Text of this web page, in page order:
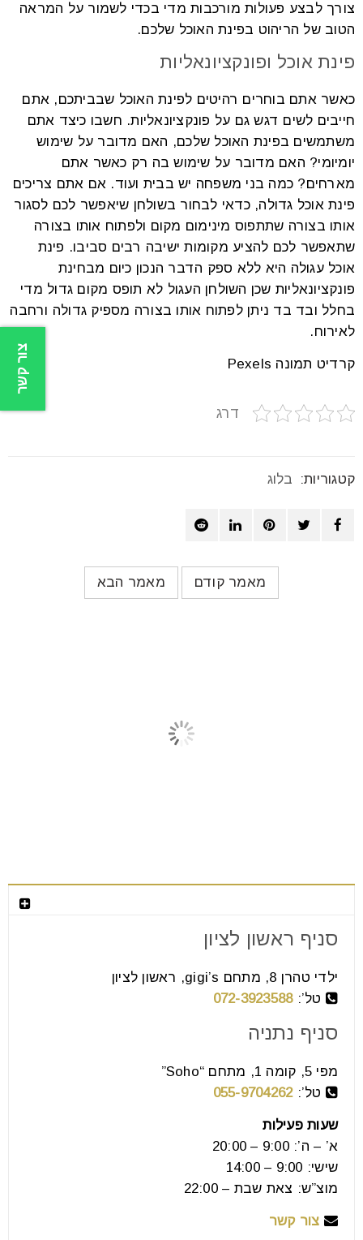
צורך לבצע פעולות מורכבות מדי בכדי לשמור על המראה
הטוב של הריהוט בפינת האוכל שלכם.
פינת אוכל ופונקציונאליות
כאשר אתם בוחרים רהיטים לפינת האוכל שבביתכם, אתם
חייבים לשים דגש גם על פונקציונאליות. חשבו כיצד אתם
משתמשים בפינת האוכל שלכם, האם מדובר על שימוש
יומיומי? האם מדובר על שימוש בה רק כאשר אתם
מארחים? כמה בני משפחה יש בבית ועוד. אם אתם צריכים
פינת אוכל גדולה, כדאי לבחור בשולחן שיאפשר לכם לסגור
אותו בצורה שתתפוס מינימום מקום ולפתוח אותו בצורה
שתאפשר לכם להציע מקומות ישיבה רבים סביבו. פינת
אוכל עגולה היא ללא ספק הדבר הנכון כיום מבחינת
פונקציונאליות שכן השולחן העגול לא תופס מקום גדול מדי
בחלל ובד בד ניתן לפתוח אותו בצורה מספיק גדולה ורחבה
לאירוח.
קרדיט תמונה Pexels
דרג
קטגוריות: בלוג
מאמר קודם מאמר הבא
למה מעצבי פנים בוחרים רהיטים רק
אחרי שהם רואים את הרצפה
16 יול
רוב האנשים מרהטים את הבית שלהם מהספה החוצה:
מסתכלים למטה.
קרא עוד
סניף ראשון לציון
ילדי טהרן 8, מתחם gigi’s, ראשון לציון
טל’:072-3923588
סניף נתניה
מפי 5, קומה 1, מתחם “Soho”
טל’:055-9704262
שעות פעילות
א’ – ה’: 9:00 – 20:00
שישי: 9:00 – 14:00
מוצ”ש: צאת שבת – 22:00
צור קשר
צור קשר